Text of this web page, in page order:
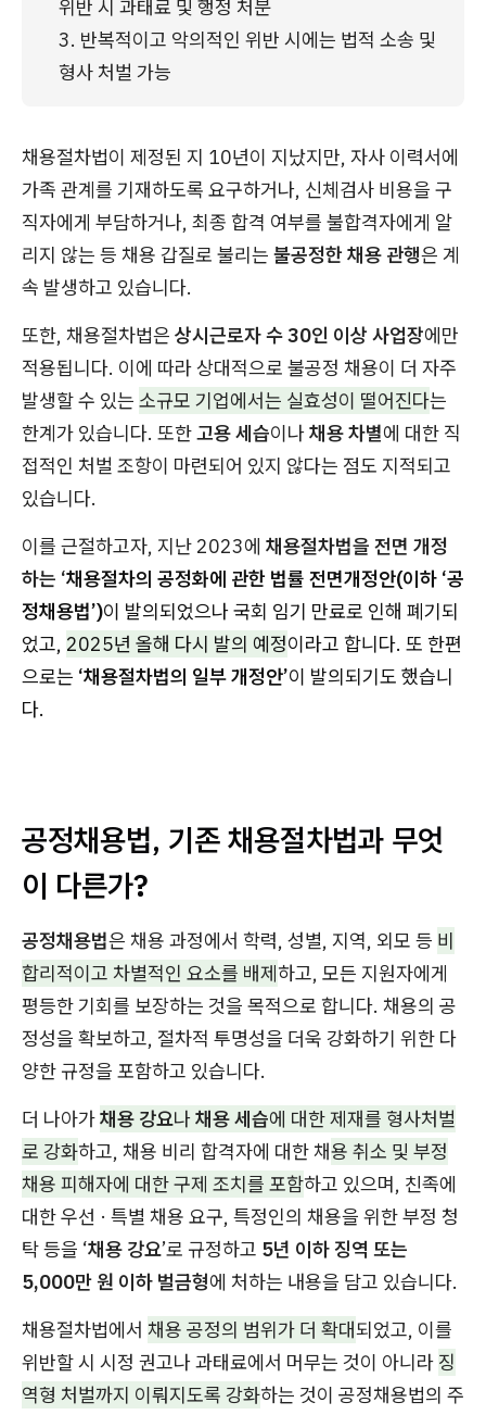
위반 시 과태료 및 행정 처분
3. 반복적이고 악의적인 위반 시에는 법적 소송 및
형사 처벌 가능
채용절차법이 제정된 지 10년이 지났지만, 자사 이력서에
가족 관계를 기재하도록 요구하거나, 신체검사 비용을 구
직자에게 부담하거나, 최종 합격 여부를 불합격자에게 알
리지 않는 등 채용 갑질로 불리는 불공정한 채용 관행은 계
속 발생하고 있습니다.
또한, 채용절차법은 상시근로자 수 30인 이상 사업장에만
적용됩니다. 이에 따라 상대적으로 불공정 채용이 더 자주
발생할 수 있는 소규모 기업에서는 실효성이 떨어진다는
한계가 있습니다. 또한고용 세습이나채용 차별에 대한 직
접적인 처벌 조항이 마련되어 있지 않다는 점도 지적되고
있습니다.
이를 근절하고자, 지난 2023에 채용절차법을 전면 개정
하는 ‘채용절차의 공정화에 관한 법률 전면개정안(이하 ‘공
정채용법’)이 발의되었으나 국회 임기 만료로 인해 폐기되
었고, 2025년 올해 다시 발의 예정이라고 합니다. 또 한편
으로는 ‘채용절차법의 일부 개정안’이 발의되기도 했습니
다.
공정채용법, 기존 채용절차법과 무엇
이 다른가?
공정채용법은 채용 과정에서 학력, 성별, 지역, 외모 등 비
합리적이고 차별적인 요소를 배제하고, 모든 지원자에게
평등한 기회를 보장하는 것을 목적으로 합니다. 채용의 공
정성을 확보하고, 절차적 투명성을 더욱 강화하기 위한 다
양한 규정을 포함하고 있습니다.
더 나아가채용 강요나채용 세습에 대한 제재를 형사처벌
로 강화하고, 채용 비리 합격자에 대한 채용 취소 및 부정
채용 피해자에 대한 구제 조치를 포함하고 있으며, 친족에
대한 우선 · 특별 채용 요구, 특정인의 채용을 위한 부정 청
탁 등을 ‘채용 강요’로 규정하고 5년 이하 징역 또는
5,000만 원 이하 벌금형에 처하는 내용을 담고 있습니다.
채용절차법에서 채용 공정의 범위가 더 확대되었고, 이를
위반할 시 시정 권고나 과태료에서 머무는 것이 아니라 징
역형 처벌까지 이뤄지도록 강화하는 것이 공정채용법의 주